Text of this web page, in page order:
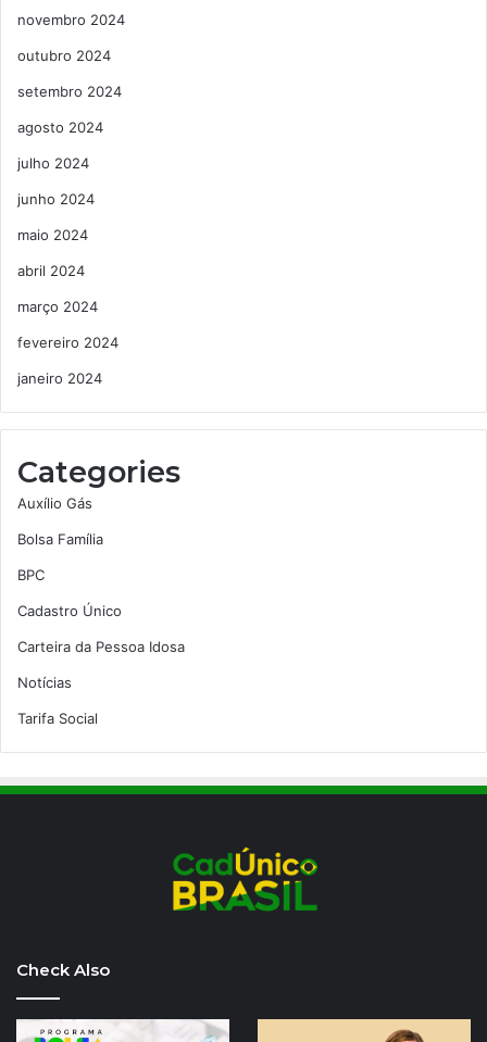
novembro 2024
outubro 2024
setembro 2024
agosto 2024
julho 2024
junho 2024
maio 2024
abril 2024
março 2024
fevereiro 2024
janeiro 2024
Categories
Auxílio Gás
Bolsa Família
BPC
Cadastro Único
Carteira da Pessoa Idosa
Notícias
Tarifa Social
Check Also